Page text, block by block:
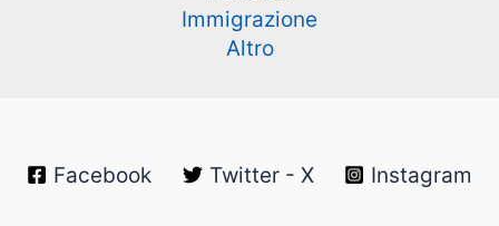
Immigrazione
Altro
Facebook Twitter - X Instagram